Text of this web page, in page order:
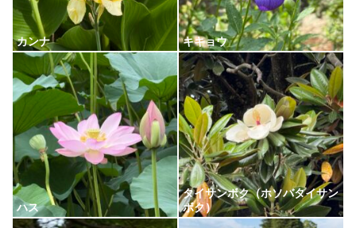
カンナ キキョウ
ハス
タイサンボク（ホソバタイサン
ボク）